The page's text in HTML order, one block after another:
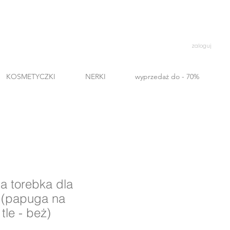
zaloguj
KOSMETYCZKI NERKI wyprzedaż do - 70%
torebka dla
na
- beż)